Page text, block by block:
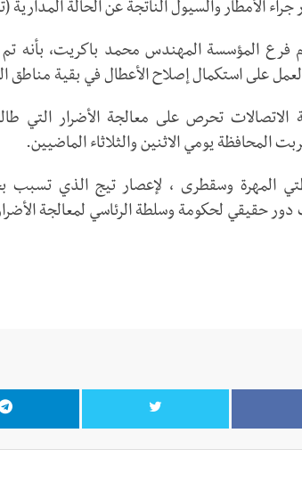
جراء الأمطار والسيول الناتجة عن الحالة المدارية
فرع المؤسسة المهندس محمد باكريت، بأنه
على استكمال إصلاح الأعطال في بقية مناطق
تحرص على معالجة الأضرار التي
المحافظة يومي الاثنين والثلاثاء الماضيين.
المهرة وسقطرى ، لإعصار تيج الذي تسبب
دور حقيقي لحكومة وسلطة الرئاسي لمعالجة